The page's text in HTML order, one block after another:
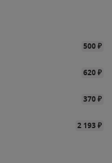
500₽
620₽
370₽
2 193₽